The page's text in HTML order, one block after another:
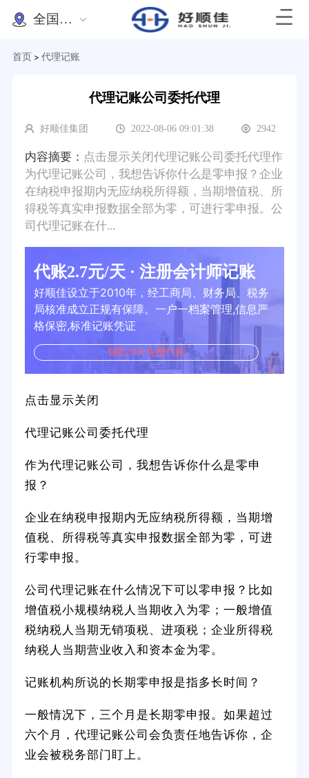
全国办理
首页 > 代理记账
代理记账公司委托代理
好顺佳集团 2022-08-06 09:01:38 2942
内容摘要： 点击显示关闭代理记账公司委托代理作
为代理记账公司，我想告诉你什么是零申报？企业
在纳税申报期内无应纳税所得额，当期增值税、所
得税等真实申报数据全部为零，可进行零申报。公
司代理记账在什...
代账2.7元/天 · 注册会计师记账
好顺佳设立于2010年，经工商局、财务局、税务
局核准成立正规有保障。一户一档案管理,信息严
格保密,标准记账凭证
领取30天免费代账
点击显示关闭
代理记账公司委托代理
作为代理记账公司，我想告诉你什么是零申
报？
企业在纳税申报期内无应纳税所得额，当期增
值税、所得税等真实申报数据全部为零，可进
行零申报。
公司代理记账在什么情况下可以零申报？比如
增值税小规模纳税人当期收入为零；一般增值
税纳税人当期无销项税、进项税；企业所得税
纳税人当期营业收入和资本金为零。
记账机构所说的长期零申报是指多长时间？
一般情况下，三个月是长期零申报。如果超过
六个月，代理记账公司会负责任地告诉你，企
业会被税务部门盯上。